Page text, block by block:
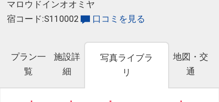
マロウドインオオミヤ
宿コード:S110002
口コミを見る
プラン一
覧
施設詳
細
写真ライブラ
リ
地図・交
通